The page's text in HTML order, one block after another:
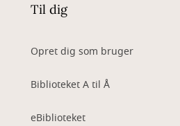
Til dig
Opret dig som bruger
Biblioteket A til Å
eBiblioteket